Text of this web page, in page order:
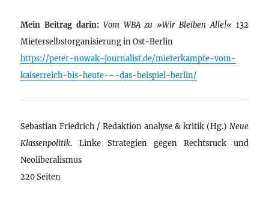
Mein Beitrag darin: Vom WBA zu »Wir Bleiben Alle!« 132
Mieterselbstorganisierung in Ost-Berlin
https://peter-nowak-journalist.de/mieterkampfe-vom-
kaiserreich-bis-heute-–-das-beispiel-berlin/
Sebastian Friedrich / Redaktion analyse & kritik (Hg.) Neue
Klassenpolitik. Linke Strategien gegen Rechtsruck und
Neoliberalismus
220 Seiten